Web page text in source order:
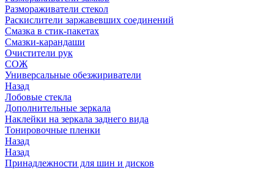
Размораживатели стекол
Раскислители заржавевших соединений
Смазка в стик-пакетах
Смазки-карандаши
Очистители рук
СОЖ
Универсальные обезжириватели
Назад
Лобовые стекла
Дополнительные зеркала
Наклейки на зеркала заднего вида
Тонировочные пленки
Назад
Назад
Принадлежности для шин и дисков